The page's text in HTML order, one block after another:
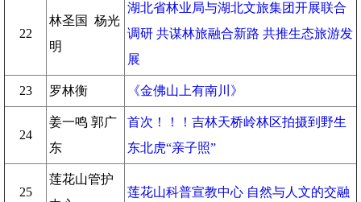
22
林圣国 杨光
明
湖北省林业局与湖北文旅集团开展联合
调研 共谋林旅融合新路 共推生态旅游发
展
23 罗林衡 《金佛山上有南川》
24
姜一鸣 郭广
东
首次！！！吉林天桥岭林区拍摄到野生
东北虎“亲子照”
25
莲花山管护
莲花山科普宣教中心 自然与人文的交融